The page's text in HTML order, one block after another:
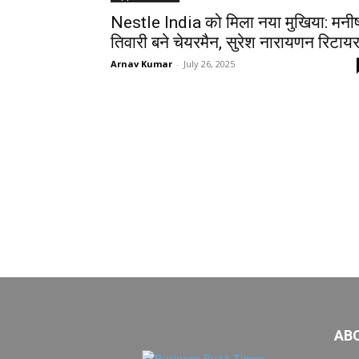
Nestle India को मिला नया मुखिया:
तिवारी बने चेयरमैन, सुरेश नारायणन
Arnav Kumar - July 26, 2025